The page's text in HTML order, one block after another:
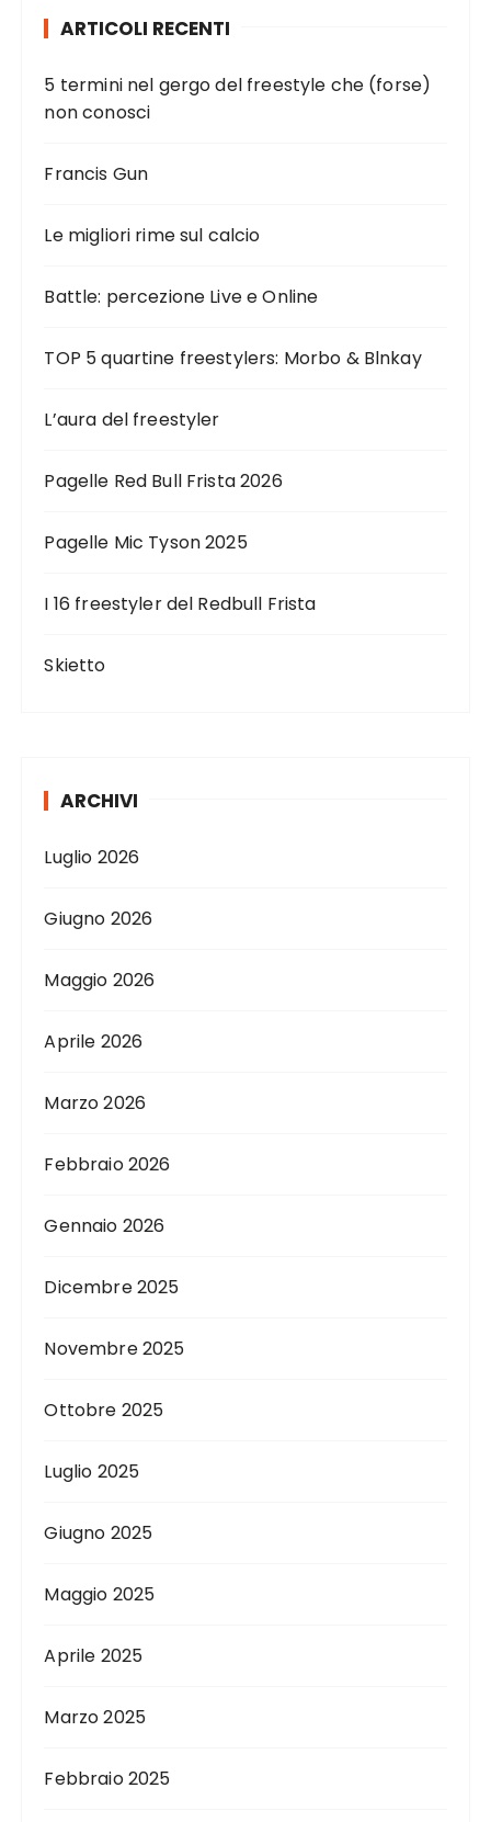
ARTICOLI RECENTI
5 termini nel gergo del freestyle che (forse)
non conosci
Francis Gun
Le migliori rime sul calcio
Battle: percezione Live e Online
TOP 5 quartine freestylers: Morbo & Blnkay
L’aura del freestyler
Pagelle Red Bull Frista 2026
Pagelle Mic Tyson 2025
I 16 freestyler del Redbull Frista
Skietto
ARCHIVI
Luglio 2026
Giugno 2026
Maggio 2026
Aprile 2026
Marzo 2026
Febbraio 2026
Gennaio 2026
Dicembre 2025
Novembre 2025
Ottobre 2025
Luglio 2025
Giugno 2025
Maggio 2025
Aprile 2025
Marzo 2025
Febbraio 2025